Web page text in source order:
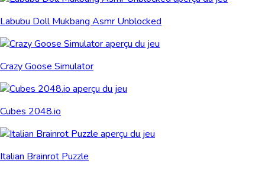
Labubu Doll Mukbang Asmr Unblocked
Crazy Goose Simulator
Cubes 2048.io
Italian Brainrot Puzzle